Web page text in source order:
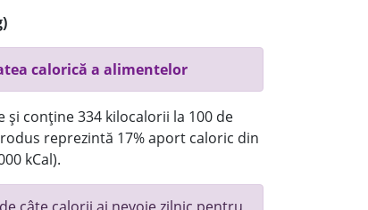
calorică a alimentelor
conține 334 kilocalorii la 100 de
reprezintă 17% aport caloric din
kCal).